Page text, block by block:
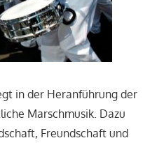
in der Heranführung der
Marschmusik. Dazu
Freundschaft und